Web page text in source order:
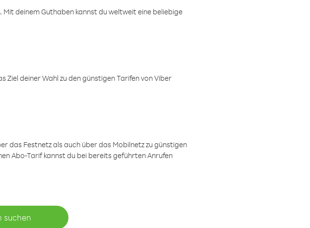
deinem Guthaben kannst du weltweit eine beliebige
deiner Wahl zu den günstigen Tarifen von Viber
das Festnetz als auch über das Mobilnetz zu günstigen
Abo-Tarif kannst du bei bereits geführten Anrufen
suchen